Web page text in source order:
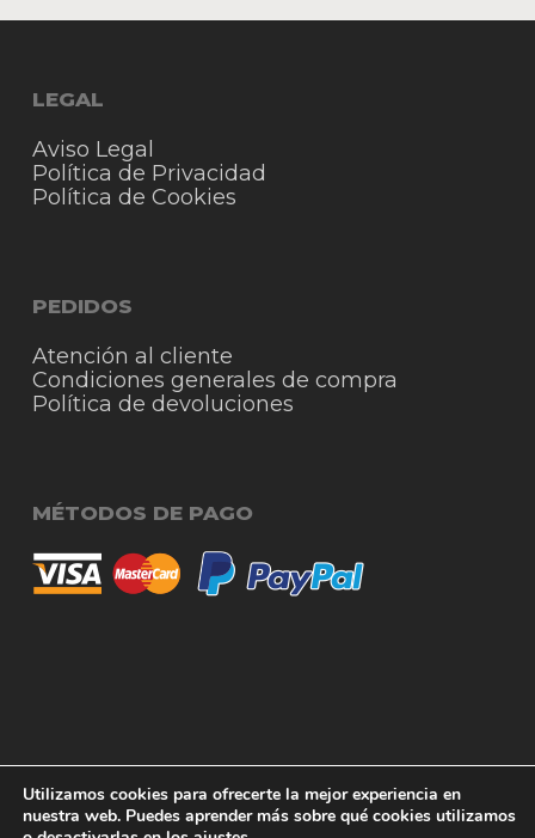
Subtotal: 0,00
LEGAL
Aviso Legal
Política de Privacidad
Política de Cookies
PEDIDOS
Atención al cliente
Condiciones generales de compra
Política de devoluciones
MÉTODOS DE PAGO
© 2026 RigmoSur. Proyecto realizado por Grado
Creativo Agencia de Publicidad
Utilizamos cookies para ofrecerte la mejor experiencia en
nuestra web. Puedes aprender más sobre qué cookies utilizamos